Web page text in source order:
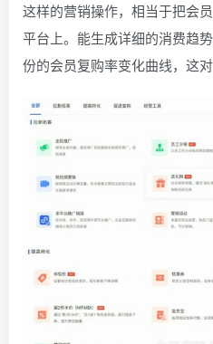
这样的营销操作，相当于把会
平台上。能生成详细的消费趋
份的会员复购率变化曲线，这